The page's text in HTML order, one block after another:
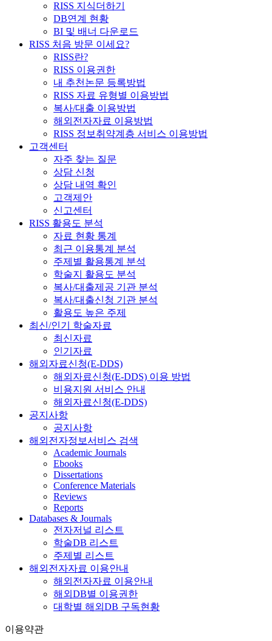
RISS 지식더하기
DB연계 현황
BI 및 배너 다운로드
RISS 처음 방문 이세요?
RISS란?
RISS 이용권한
내 추천논문 등록방법
RISS 자료 유형별 이용방법
복사/대출 이용방법
해외전자자료 이용방법
RISS 정보취약계층 서비스 이용방법
고객센터
자주 찾는 질문
상담 신청
상담 내역 확인
고객제안
신고센터
RISS 활용도 분석
자료 현황 통계
최근 이용통계 분석
주제별 활용통계 분석
학술지 활용도 분석
복사/대출제공 기관 분석
복사/대출신청 기관 분석
활용도 높은 주제
최신/인기 학술자료
최신자료
인기자료
해외자료신청(E-DDS)
해외자료신청(E-DDS) 이용 방법
비용지원 서비스 안내
해외자료신청(E-DDS)
공지사항
공지사항
해외전자정보서비스 검색
Academic Journals
Ebooks
Dissertations
Conference Materials
Reviews
Reports
Databases & Journals
전자저널 리스트
학술DB 리스트
주제별 리스트
해외전자자료 이용안내
해외전자자료 이용안내
해외DB별 이용권한
대학별 해외DB 구독현황
이용약관